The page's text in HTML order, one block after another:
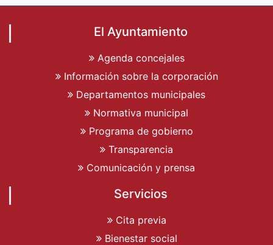
El Ayuntamiento
Agenda concejales
Información sobre la corporación
Departamentos municipales
Normativa municipal
Programa de gobierno
Transparencia
Comunicación y prensa
Servicios
Cita previa
Bienestar social